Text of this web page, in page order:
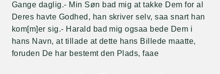
Gange daglig.- Min Søn bad mig at takke Dem for al
Deres havte Godhed, han skriver selv, saa snart han
kom[m]er sig.- Harald bad mig ogsaa bede Dem i
hans Navn, at tillade at dette hans Billede maatte,
foruden De har bestemt den Plads, faae